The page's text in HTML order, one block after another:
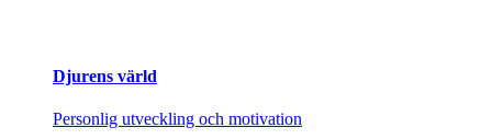
Djurens värld
Personlig utveckling och motivation